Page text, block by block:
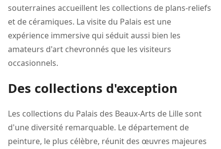
souterraines accueillent les collections de plans-reliefs
et de céramiques. La visite du Palais est une
expérience immersive qui séduit aussi bien les
amateurs d'art chevronnés que les visiteurs
occasionnels.
Des collections d'exception
Les collections du Palais des Beaux-Arts de Lille sont
d'une diversité remarquable. Le département de
peinture, le plus célèbre, réunit des œuvres majeures